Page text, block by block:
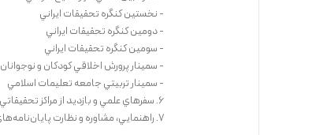
- نخستين كنگره تحقيقات ايراني
- دومين كنگره تحقيقات ايراني
- سومين كنگره تحقيقات ايراني
- سمينار پرورش اخلاقي كودكان و نوجوانان
- سمينار تربيتي جامعه تعليمات اسلامي
6. سفرهاي علمي و بازديد از مراكز تحقيقاتي
7. راهنمايي، مشاوره و نظارت پايان‌نامه‌هاي دانشگاهي